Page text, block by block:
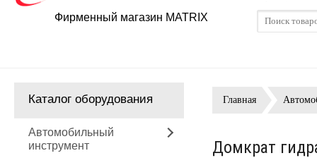
Фирменный магазин MATRIX
Каталог оборудования
Автомобильный
инструмент
Главная
Домкрат